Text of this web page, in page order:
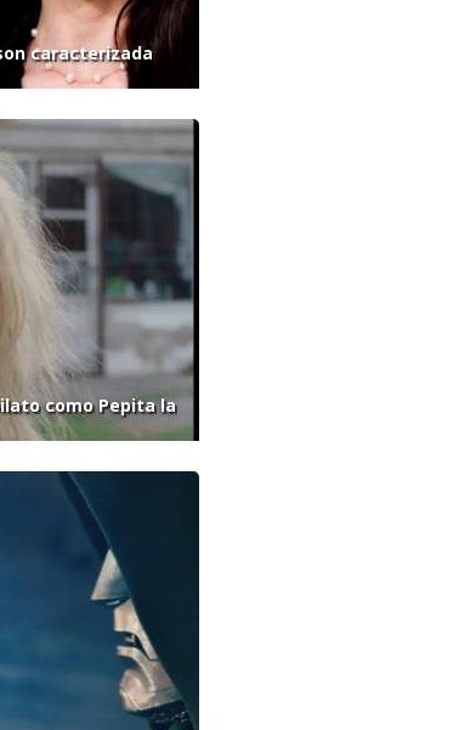
caracterizada
como Pepita la